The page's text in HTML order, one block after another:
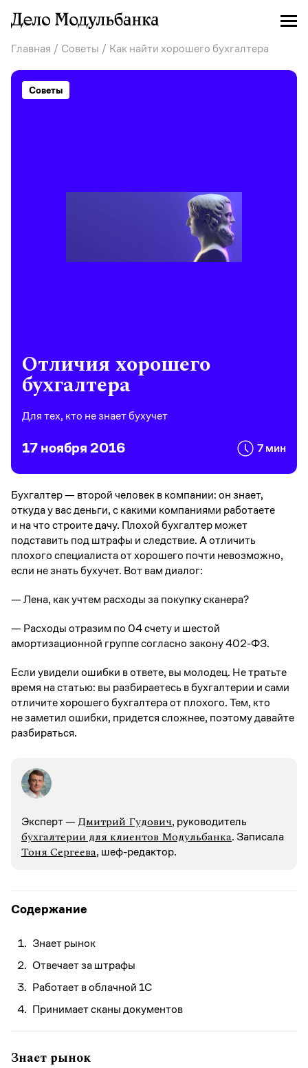
Главная / Советы / Как найти хорошего бухгалтера
Советы
Отличия хорошего
бухгалтера
Для тех, кто не знает бухучет
17 ноября 2016 7 мин
Бухгалтер — второй человек в компании: он знает,
откуда у вас деньги, с какими компаниями работаете
и на что строите дачу. Плохой бухгалтер может
подставить под штрафы и следствие. А отличить
плохого специалиста от хорошего почти невозможно,
если не знать бухучет. Вот вам диалог:
— Лена, как учтем расходы за покупку сканера?
— Расходы отразим по 04 счету и шестой
амортизационной группе согласно закону 402-ФЗ.
Если увидели ошибки в ответе, вы молодец. Не тратьте
время на статью: вы разбираетесь в бухгалтерии и сами
отличите хорошего бухгалтера от плохого. Тем, кто
не заметил ошибки, придется сложнее, поэтому давайте
разбираться.
Эксперт —Дмитрий Гудович, руководитель
бухгалтерии для клиентов Модульбанка. Записалa
Тоня Сергеева, шеф-редактор.
Содержание
Знает рынок
Отвечает за штрафы
Работает в облачной 1С
Принимает сканы документов
Знает рынок